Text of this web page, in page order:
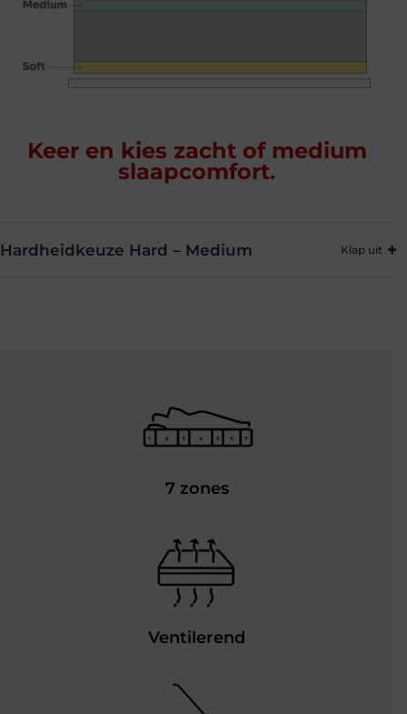
Keer en kies zacht of medium
slaapcomfort.
Hardheidkeuze Hard – Medium
7 zones
Ventilerend